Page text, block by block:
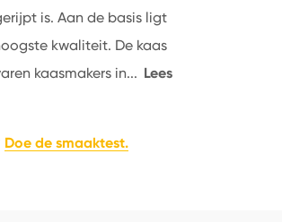
is. Aan de basis ligt
kwaliteit. De kaas
kaasmakers in... Lees
Doe de smaaktest.